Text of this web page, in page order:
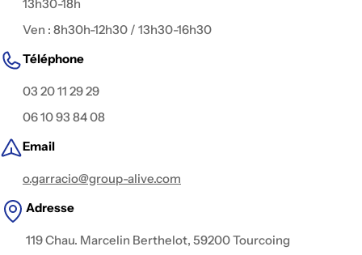
13h30-18h
Ven : 8h30h-12h30 / 13h30-16h30
Téléphone
03 20 11 29 29
06 10 93 84 08
Email
o.garracio@group-alive.com
Adresse
119 Chau. Marcelin Berthelot, 59200 Tourcoing